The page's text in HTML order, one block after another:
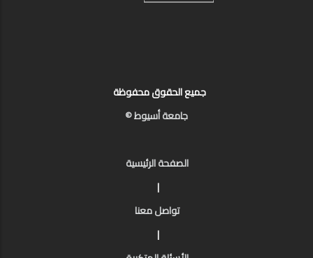
جميع الحقوق محفوظة
جامعة أسيوط ©
الصفحة الرئيسية
|
تواصل معنا
|